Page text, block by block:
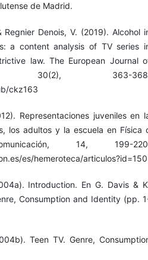
de Madrid.
Denois, V. (2019). Alcohol
a content analysis of TV series
law. The European Journal
30(2), 363-
ckz163
Representaciones juveniles en
los adultos y la escuela en Física
14, 199-
es/hemeroteca/articulos?id=150
Introduction. En G. Davis &
Consumption and Identity (pp.
Teen TV. Genre,